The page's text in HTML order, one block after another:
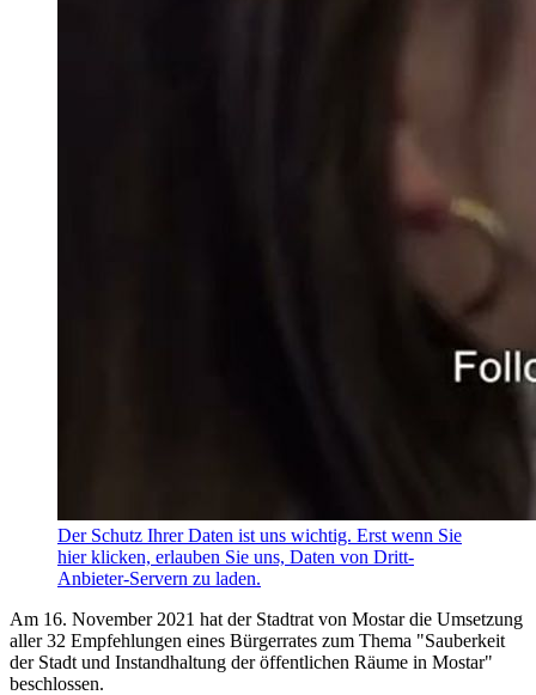
Der Schutz Ihrer Daten ist uns wichtig. Erst wenn Sie
hier klicken, erlauben Sie uns, Daten von Dritt-
Anbieter-Servern zu laden.
Am 16. November 2021 hat der Stadtrat von Mostar die Umsetzung
aller 32 Empfehlungen eines Bürgerrates zum Thema "Sauberkeit
der Stadt und Instandhaltung der öffentlichen Räume in Mostar"
beschlossen.